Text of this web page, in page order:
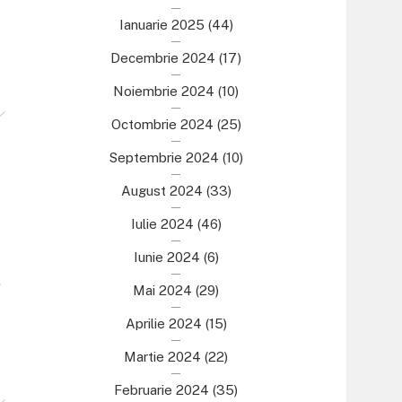
Ianuarie 2025 (44)
Decembrie 2024 (17)
Noiembrie 2024 (10)
Octombrie 2024 (25)
Septembrie 2024 (10)
August 2024 (33)
Iulie 2024 (46)
Iunie 2024 (6)
Mai 2024 (29)
Aprilie 2024 (15)
Martie 2024 (22)
Februarie 2024 (35)